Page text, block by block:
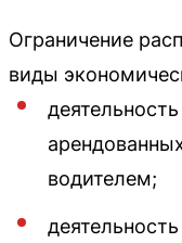
Ограничение
виды
водителем;